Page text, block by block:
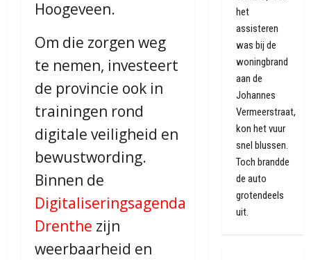
Hoogeveen.
Om die zorgen weg
te nemen, investeert
de provincie ook in
trainingen rond
digitale veiligheid en
bewustwording.
Binnen de
Digitaliseringsagenda
Drenthe zijn
weerbaarheid en
het
assisteren
was bij de
woningbrand
aan de
Johannes
Vermeerstraat,
kon het vuur
snel blussen.
Toch brandde
de auto
grotendeels
uit.